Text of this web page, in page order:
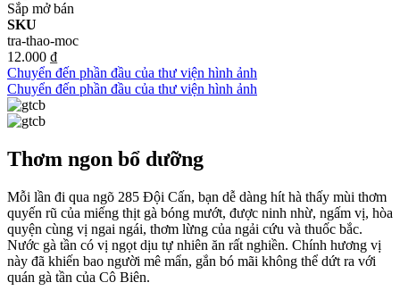
Sắp mở bán
SKU
tra-thao-moc
12.000 ₫
Chuyển đến phần đầu của thư viện hình ảnh
Chuyển đến phần đầu của thư viện hình ảnh
Thơm ngon bổ dưỡng
Mỗi lần đi qua ngõ 285 Đội Cấn, bạn dễ dàng hít hà thấy mùi thơm
quyến rũ của miếng thịt gà bóng mướt, được ninh nhừ, ngấm vị, hòa
quyện cùng vị ngai ngái, thơm lừng của ngải cứu và thuốc bắc.
Nước gà tần có vị ngọt dịu tự nhiên ăn rất nghiền. Chính hương vị
này đã khiến bao người mê mẩn, gắn bó mãi không thể dứt ra với
quán gà tần của Cô Biên.